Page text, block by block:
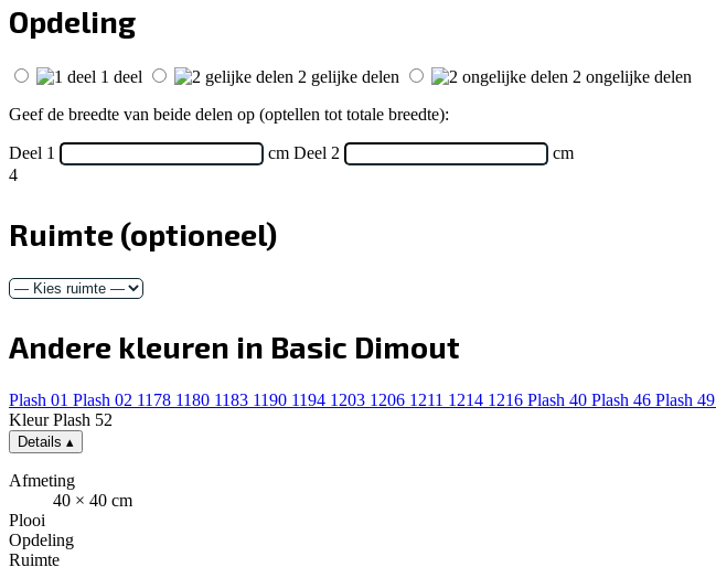
Opdeling
1 deel 2 gelijke delen
2 ongelijke delen
Geef de breedte van beide delen op (optellen tot totale breedte):
Deel 1 cm Deel 2
cm
4
Ruimte (optioneel)
Andere kleuren in Basic Dimout
Plash 01 Plash 02 1178 1180 1183 1190 1194 1203 1206 1211 1214 1216 Plash 40 Plash 46 Plash 49
Kleur Plash 52
Details ▴
Afmeting
40 × 40 cm
Plooi
Opdeling
Ruimte